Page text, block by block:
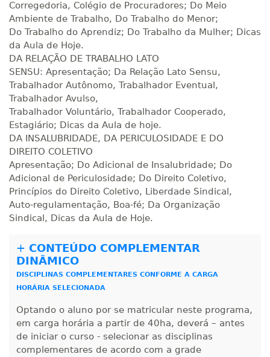
360 H 45 dias 120
R$ 1.784,48
380 H 48dias 150dias
R$ 1.883,61
400 H 50dias 150dias
Matricular
420 H 53 dias 150 dias
R$ 2.082,12
Matricular
Corregedoria, Colégio de Procuradores; Do Meio
Ambiente de Trabalho, Do Trabalho do Menor;
Do Trabalho do Aprendiz; Do Trabalho da Mulher; Dicas
da Aula de Hoje.
DA RELAÇÃO DE TRABALHO LATO
SENSU: Apresentação; Da Relação Lato Sensu,
Trabalhador Autônomo, Trabalhador Eventual,
Trabalhador Avulso,
Trabalhador Voluntário, Trabalhador Cooperado,
Estagiário; Dicas da Aula de hoje.
DA INSALUBRIDADE, DA PERICULOSIDADE E DO
DIREITO COLETIVO
Apresentação; Do Adicional de Insalubridade; Do
Adicional de Periculosidade; Do Direito Coletivo,
Princípios do Direito Coletivo, Liberdade Sindical,
Auto-regulamentação, Boa-fé; Da Organização
Sindical, Dicas da Aula de Hoje.
+ CONTEÚDO COMPLEMENTAR
DINÂMICO
DISCIPLINAS COMPLEMENTARES CONFORME A CARGA
HORÁRIA SELECIONADA
Optando o aluno por se matricular neste programa,
em carga horária a partir de 40ha, deverá – antes
de iniciar o curso - selecionar as disciplinas
complementares de acordo com a grade